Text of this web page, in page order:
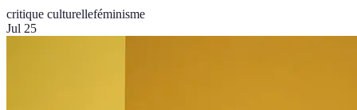
critique culturelleféminisme
Jul 25